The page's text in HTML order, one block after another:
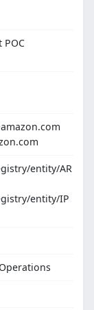
POC
entity/AR
entity/IP